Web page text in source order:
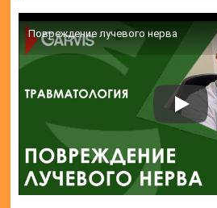
Повреждение лучевого нерва